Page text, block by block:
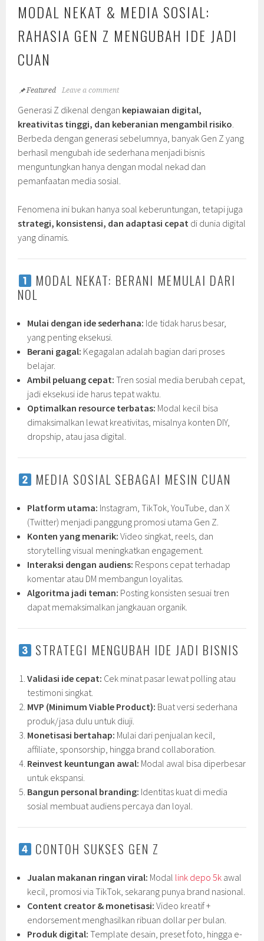
MODAL NEKAT & MEDIA SOSIAL:
RAHASIA GEN Z MENGUBAH IDE JADI
CUAN
Featured Leave a comment
Generasi Z dikenal dengan kepiawaian digital,
kreativitas tinggi, dan keberanian mengambil risiko
Berbeda dengan generasi sebelumnya, banyak Gen Z yang
berhasil mengubah ide sederhana menjadi bisnis
menguntungkan hanya dengan modal nekad dan
pemanfaatan media sosial.
Fenomena ini bukan hanya soal keberuntungan, tetapi juga
strategi, konsistensi, dan adaptasi cepat di dunia digital
yang dinamis.
MODAL NEKAT: BERANI MEMULAI DARI
NOL
Mulai dengan ide sederhana: Ide tidak harus besar,
yang penting eksekusi.
Berani gagal: Kegagalan adalah bagian dari proses
belajar.
Ambil peluang cepat: Tren sosial media berubah cepat,
jadi eksekusi ide harus tepat waktu.
Optimalkan resource terbatas: Modal kecil bisa
dimaksimalkan lewat kreativitas, misalnya konten DIY,
dropship, atau jasa digital.
MEDIA SOSIAL SEBAGAI MESIN CUAN
Platform utama: Instagram, TikTok, YouTube, dan X
(Twitter) menjadi panggung promosi utama Gen Z.
Konten yang menarik: Video singkat, reels, dan
storytelling visual meningkatkan engagement.
Interaksi dengan audiens: Respons cepat terhadap
komentar atau DM membangun loyalitas.
Algoritma jadi teman: Posting konsisten sesuai tren
dapat memaksimalkan jangkauan organik.
STRATEGI MENGUBAH IDE JADI BISNIS
Validasi ide cepat: Cek minat pasar lewat polling atau
testimoni singkat.
MVP (Minimum Viable Product): Buat versi sederhana
produk/jasa dulu untuk diuji.
Monetisasi bertahap: Mulai dari penjualan kecil,
affiliate, sponsorship, hingga brand collaboration.
Reinvest keuntungan awal: Modal awal bisa diperbesar
untuk ekspansi.
Bangun personal branding: Identitas kuat di media
sosial membuat audiens percaya dan loyal.
CONTOH SUKSES GEN Z
Jualan makanan ringan viral: Modal link depo 5k awal
kecil, promosi via TikTok, sekarang punya brand nasional.
Content creator & monetisasi: Video kreatif +
endorsement menghasilkan ribuan dollar per bulan.
Produk digital: Template desain, preset foto, hingga e-